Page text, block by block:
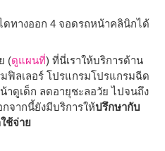
ทางออก 4 จอดรถหน้าคลินิกได้
(ดูแผนที่) ที่นี่เราให้บริการด้าน
ฟิลเลอร์ โปรแกรมโปรแกรมฉีด
าดูเด็ก ลดอายุชะลอวัย ไปจนถึง
จากนี้ยังมีบริการให้ปรึกษากับ
ช้จ่าย